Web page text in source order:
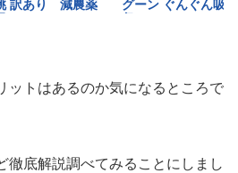
ットはあるのか気になるところで
徹底解説調べてみることにしまし